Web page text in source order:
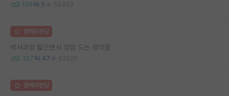
139 5 55493
명예의전당
박사과정 밟으면서 점점 드는 생각들
327 47 62620
명예의전당